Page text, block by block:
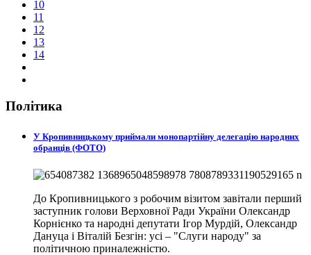
10
11
12
13
14
Політика
У Кропивницькому приймали монопартійну делегацію народних
обранців (ФОТО)
До Кропивницького з робочим візитом завітали перший
заступник голови Верховної Ради України Олександр
Корнієнко та народні депутати Ігор Мурдій, Олександр
Дануца і Віталій Безгін: усі – "Слуги народу" за
політичною приналежністю.